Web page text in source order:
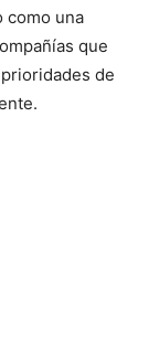
como una
que
de